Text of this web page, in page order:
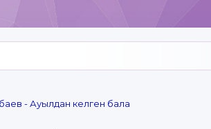
- Ауылдан келген бала